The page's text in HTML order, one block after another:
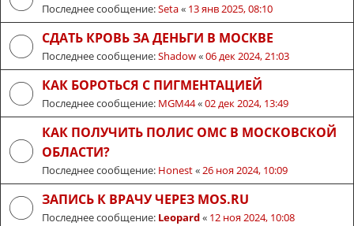
Последнее сообщение:Seta« 13 янв 2025, 08:10
СДАТЬ КРОВЬ ЗА ДЕНЬГИ В МОСКВЕ
Последнее сообщение:Shadow«06 дек 2024, 21:03
КАК БОРОТЬСЯ С ПИГМЕНТАЦИЕЙ
Последнее сообщение: MGM44«02 дек 2024, 13:49
КАК ПОЛУЧИТЬ ПОЛИС ОМС В МОСКОВСКОЙ
ОБЛАСТИ?
Последнее сообщение: Honest« 26 ноя 2024, 10:09
ЗАПИСЬ К ВРАЧУ ЧЕРЕЗ MOS.RU
Последнее сообщение: Leopard« 12 ноя 2024, 10:08